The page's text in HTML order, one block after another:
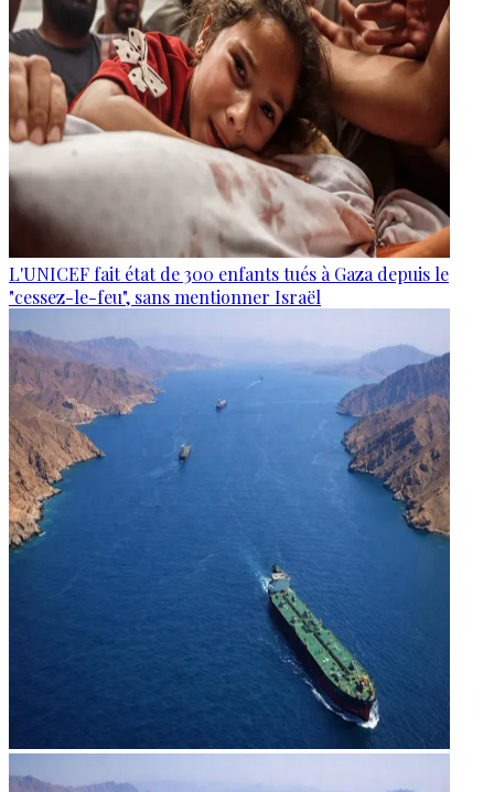
L'UNICEF fait état de 300 enfants tués à Gaza depuis le
"cessez-le-feu", sans mentionner Israël